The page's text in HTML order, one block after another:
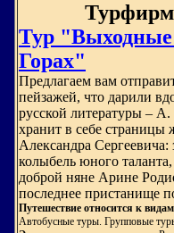
Тур
Горах"
Предлагаем вам
пейзажей, что дарили
русской литературы –
хранит в себе страницы
Александра Сергеевича:
колыбель юного
доброй няне Арине
последнее пристанище
Путешествие относится к
Автобусные туры. Групповые